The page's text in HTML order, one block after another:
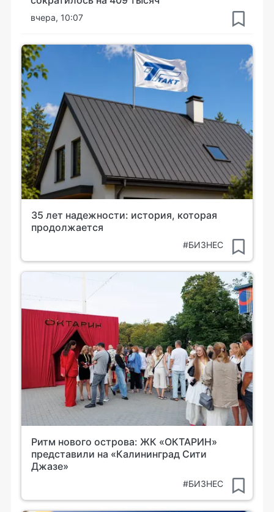
вчера, 10:07
35 лет надежности: история, которая
продолжается
#БИЗНЕС
Ритм нового острова: ЖК «ОКТАРИН»
представили на «Калининград Сити
Джазе»
#БИЗНЕС